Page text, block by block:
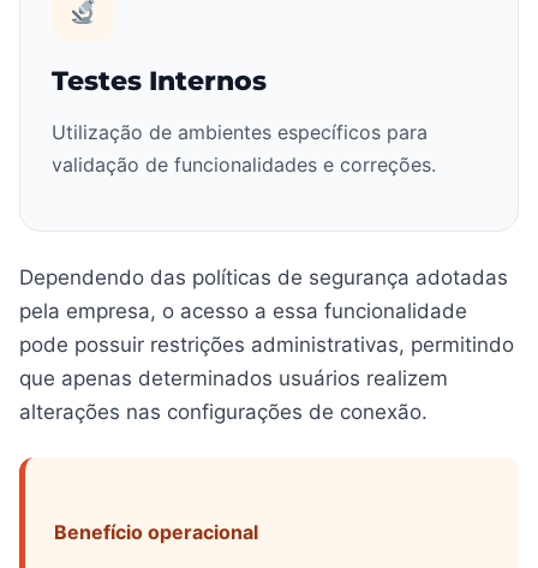
Testes Internos
Utilização de ambientes específicos para
validação de funcionalidades e correções.
Dependendo das políticas de segurança adotadas
pela empresa, o acesso a essa funcionalidade
pode possuir restrições administrativas, permitindo
que apenas determinados usuários realizem
alterações nas configurações de conexão.
Benefício operacional